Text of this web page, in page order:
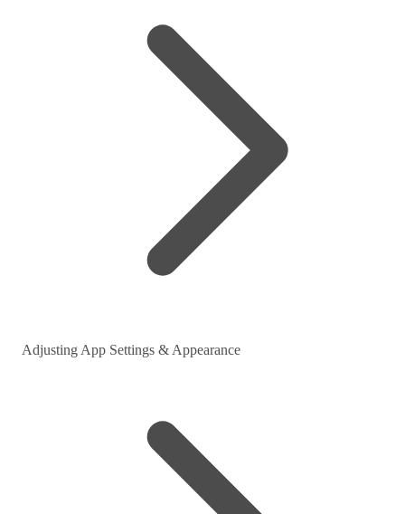
Adjusting App Settings & Appearance